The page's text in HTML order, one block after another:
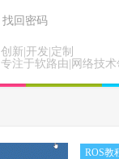
创新|开发|定制
专注于软路由|网络技术
找回密码
ROS教